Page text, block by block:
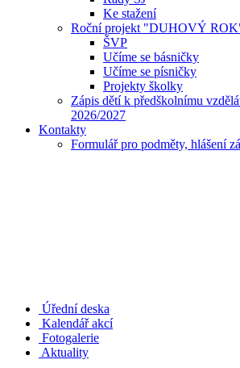
Ke stažení
Roční projekt "DUHOVÝ
ŠVP
Učíme se básničky
Učíme se písničky
Projekty školky
Zápis dětí k předškolnímu
2026/2027
Kontakty
Formulář pro podměty, hlášení
Úřední deska
Kalendář akcí
Fotogalerie
Aktuality